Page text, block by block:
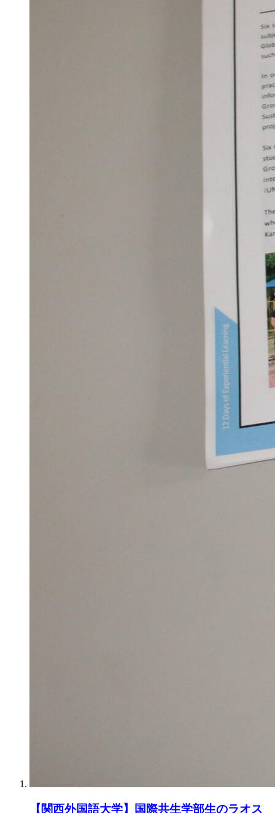
【関西外国語大学】国際共生学部生のラオス